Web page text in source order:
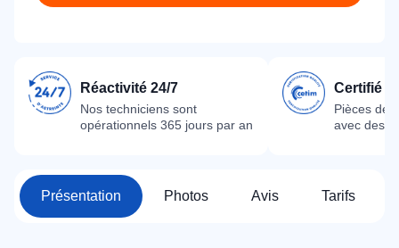
Réactivité 24/7
Nos techniciens sont
opérationnels 365 jours par an
Certifié
Pièces
avec des
Présentation Photos Avis Tarifs